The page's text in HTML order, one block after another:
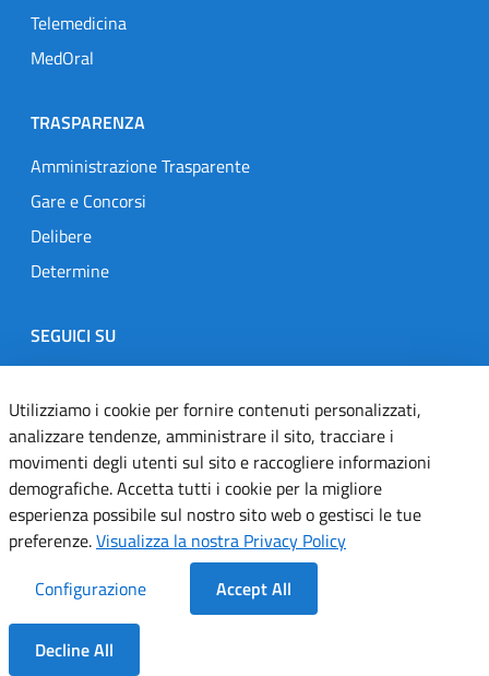
Telemedicina
MedOral
TRASPARENZA
Amministrazione Trasparente
Gare e Concorsi
Delibere
Determine
SEGUICI SU
Designers Italia
TwitterInstagramYoutubeLinkedin
Dichiarazione di accessibilità
Informativa cookie
Note legali
Servizi Applicativi
Utilizziamo i cookie per fornire contenuti personalizzati,
analizzare tendenze, amministrare il sito, tracciare i
movimenti degli utenti sul sito e raccogliere informazioni
demografiche. Accetta tutti i cookie per la migliore
esperienza possibile sul nostro sito web o gestisci le tue
preferenze.Visualizza la nostra Privacy Policy
Configurazione
Accept All
Decline All